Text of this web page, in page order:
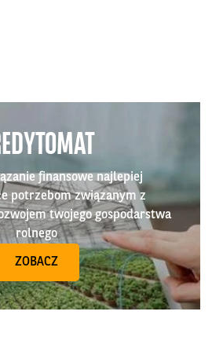
finansowe najlepiej
potrzebom związanym z
twojego gospodarstwa
rolnego
ZOBACZ